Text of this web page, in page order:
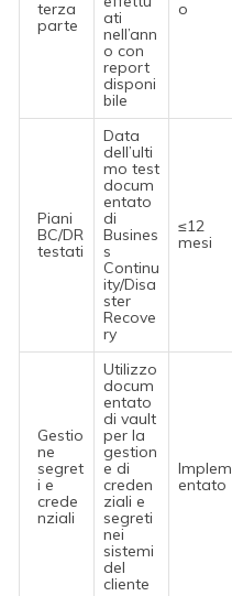
terza
parte
ati
nell’ann
o con
report
disponi
bile
o
Piani
BC/DR
testati
Data
dell’ulti
mo test
docum
entato
di
Busines
s
Continu
ity/Disa
ster
Recove
ry
≤12
mesi
Gestio
ne
segret
i e
crede
nziali
Utilizzo
docum
entato
di vault
per la
gestion
e di
creden
ziali e
segreti
nei
sistemi
del
cliente
Implem
entato